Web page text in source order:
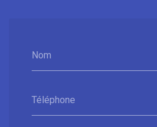
Nom
Téléphone